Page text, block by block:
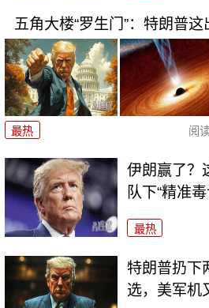
五角大楼“罗生门”：特朗普
最热 阅
伊朗赢了？
队下“精准毒
最热
特朗普扔下
选，美军机